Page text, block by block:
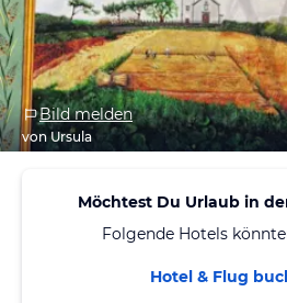
Bild melden
von Ursula
Möchtest Du Urlaub in
Folgende Hotels
Hotel & Flug